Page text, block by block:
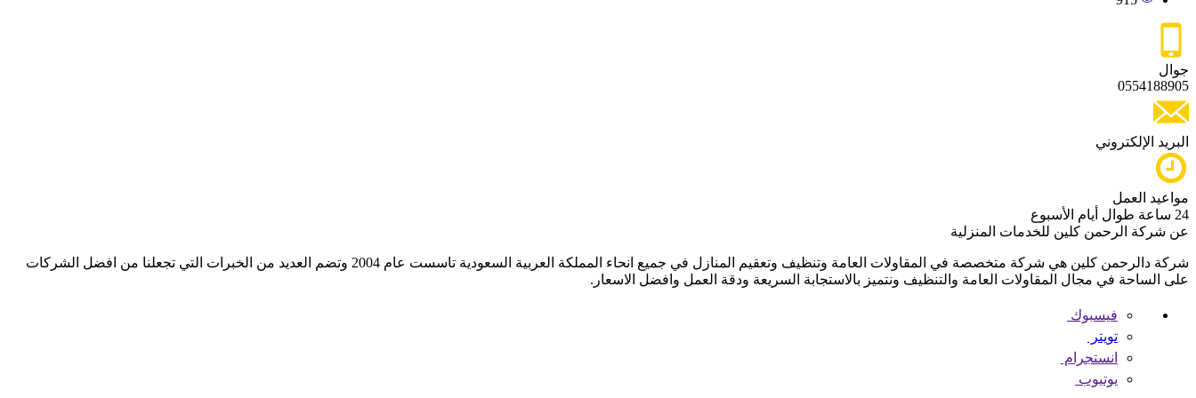
جوال
0554188905
البريد الإلكتروني
مواعيد العمل
24 ساعة طوال أيام الأسبوع
عن شركة الرحمن كلين للخدمات المنزلية
شركة دالرحمن كلين هي شركة متخصصة في المقاولات العامة وتنظيف وتعقيم المنازل في جميع انحاء المملكة العربية السعودية تاسست عام 2004 وتضم العديد من الخبرات التي تجعلنا من افضل الشركات
على الساحة في مجال المقاولات العامة والتنظيف ونتميز بالاستجابة السريعة ودقة العمل وافضل الاسعار.
فيسبوك
تويتر
انستجرام
يوتيوب